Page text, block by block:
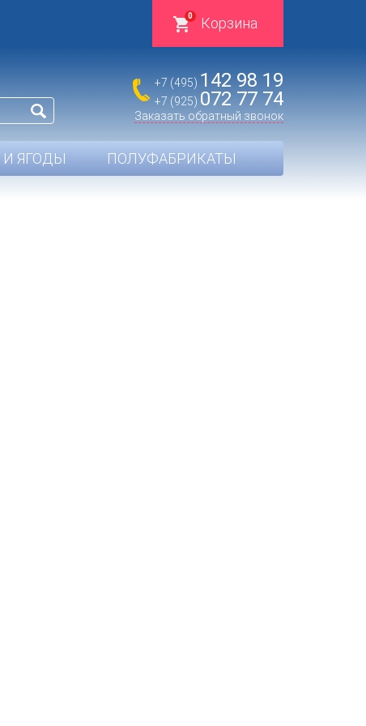
Корзина
0
+7 (495) 142 98 19
+7 (925) 072 77 74
Заказать обратный звонок
ЯГОДЫ ПОЛУФАБРИКАТЫ